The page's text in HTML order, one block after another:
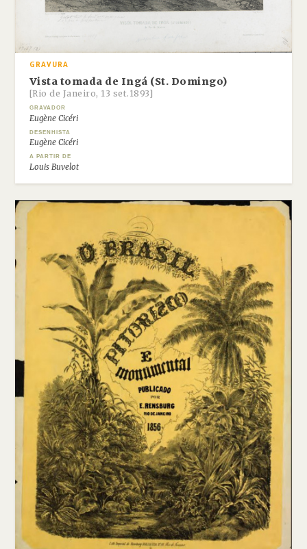
GRAVURA
Vista tomada de Ingá (St. Domingo)
[Rio de Janeiro, 13 set.1893]
GRAVADOR
Eugène Cicéri
DESENHISTA
Eugène Cicéri
A PARTIR DE
Louis Buvelot